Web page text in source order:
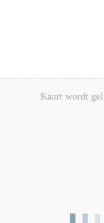
Kaart wordt